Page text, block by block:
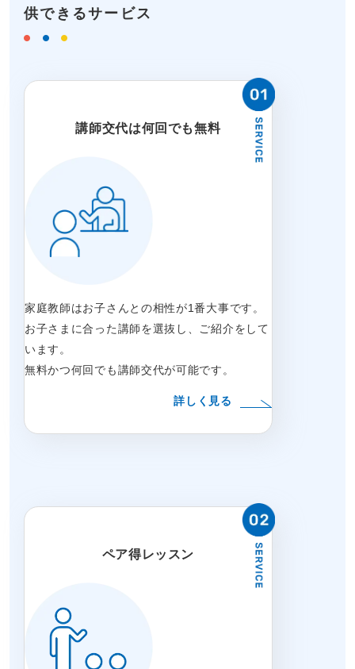
供できるサービス
講師交代は何回でも無料
家庭教師はお子さんとの相性が1番大事です。
お子さまに合った講師を選抜し、ご紹介をして
います。
無料かつ何回でも講師交代が可能です。
詳しく見る
ペア得レッスン